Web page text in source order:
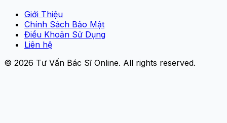
Giới Thiệu
Chính Sách Bảo Mật
Điều Khoản Sử Dụng
Liên hệ
© 2026 Tư Vấn Bác Sĩ Online. All rights reserved.